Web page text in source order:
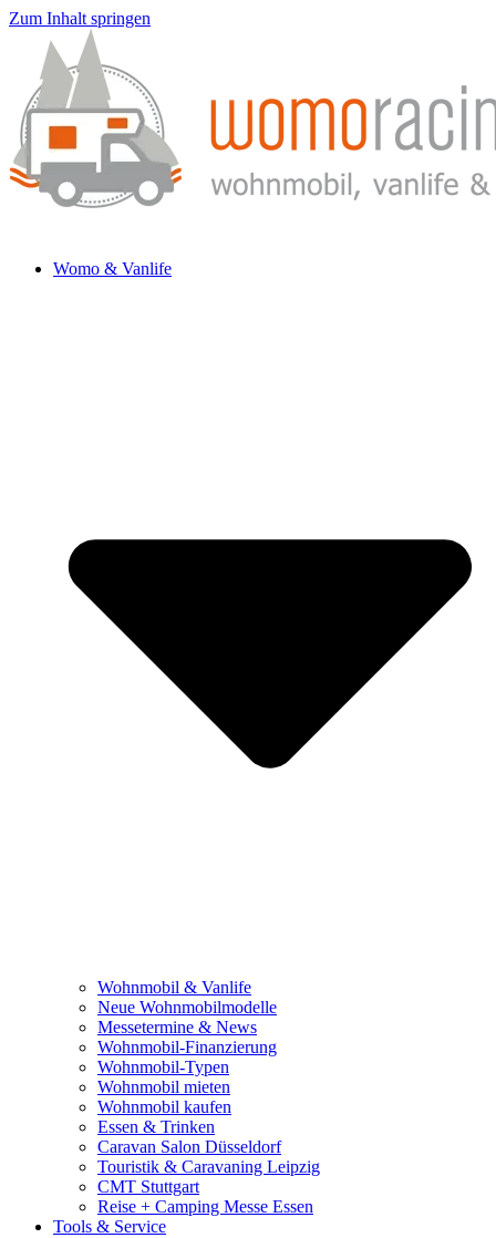
Zum Inhalt springen
Womo & Vanlife
Wohnmobil & Vanlife
Neue Wohnmobilmodelle
Messetermine & News
Wohnmobil-Finanzierung
Wohnmobil-Typen
Wohnmobil mieten
Wohnmobil kaufen
Essen & Trinken
Caravan Salon Düsseldorf
Touristik & Caravaning Leipzig
CMT Stuttgart
Reise + Camping Messe Essen
Tools & Service